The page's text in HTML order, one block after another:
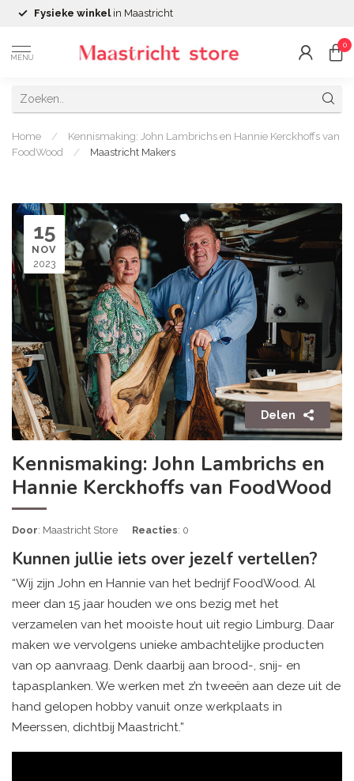
Fysieke winkel in Maastricht
MENU
0
Home /
Kennismaking: John Lambrichs en Hannie Kerckhoffs van
FoodWood
/ Maastricht Makers
15
NOV
2023
Delen
Kennismaking: John Lambrichs en
Hannie Kerckhoffs van FoodWood
Door: Maastricht Store Reacties: 0
Kunnen jullie iets over jezelf vertellen?
“Wij zijn John en Hannie van het bedrijf FoodWood. Al
meer dan 15 jaar houden we ons bezig met het
verzamelen van het mooiste hout uit regio Limburg. Daar
maken we vervolgens unieke ambachtelijke producten
van op aanvraag. Denk daarbij aan brood-, snij- en
tapasplanken. We werken met z’n tweeën aan deze uit de
hand gelopen hobby vanuit onze werkplaats in
Meerssen, dichtbij Maastricht.”